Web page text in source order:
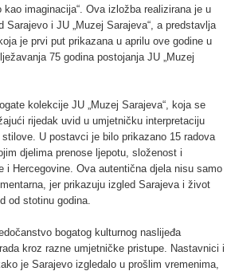
imaginacija“. Ova izložba realizirana je u
Sarajevo i JU „Muzej Sarajeva“, a predstavlja
je prvi put prikazana u aprilu ove godine u
75 godina postojanja JU „Muzej
kolekcije JU „Muzej Sarajeva“, koja se
rijedak uvid u umjetničku interpretaciju
U postavci je bilo prikazano 15 radova
djelima prenose ljepotu, složenost i
i Hercegovine. Ova autentična djela nisu samo
jer prikazuju izgled Sarajeva i život
od stotinu godina.
bogatog kulturnog naslijeđa
kroz razne umjetničke pristupe. Nastavnici i
je Sarajevo izgledalo u prošlim vremenima,